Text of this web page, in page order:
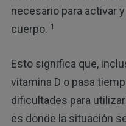
necesario para activar
cuerpo. 1
Esto significa que,
vitamina D o pasa
dificultades para
es donde la situación